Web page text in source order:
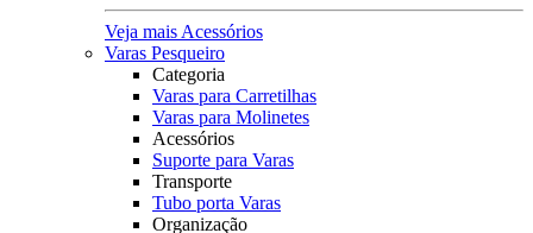
Veja mais Acessórios
Varas Pesqueiro
Categoria
Varas para Carretilhas
Varas para Molinetes
Acessórios
Suporte para Varas
Transporte
Tubo porta Varas
Organização